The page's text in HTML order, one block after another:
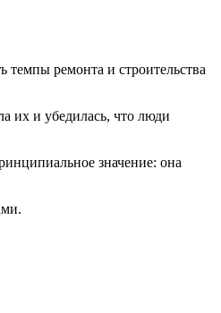
темпы ремонта и строительства
их и убедилась, что люди
значение: она